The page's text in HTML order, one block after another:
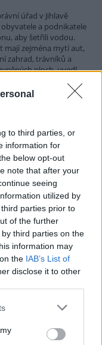
to third parties, or
information for
below opt-out
note that after your
seeing
utilized by
parties prior to
of the further
third parties on the
information may
the IAB’s List of
disclose it to other
úřad v Jihlavě
a podnikatele
aby šetřili vodou.
mají zejména mytí aut,
zahrad, trávníků a
ploch, uvedl
vodou platí pro
s rozšířenou
zajistili
odhalili gang
chráněných druhů
působící v několika
a zajistili asi stovku
S odchytem a
Zlíně a Ostravě. V
útočiště. V
Celní správy ČR
velryb,
úřady nařídily